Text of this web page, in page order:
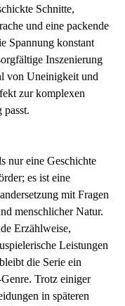
Schnitte,
und eine packende
Spannung konstant
Inszenierung
von Uneinigkeit und
zur komplexen
nur eine Geschichte
es ist eine
mit Fragen
menschlicher Natur.
Erzählweise,
Leistungen
die Serie ein
Trotz einiger
in späteren